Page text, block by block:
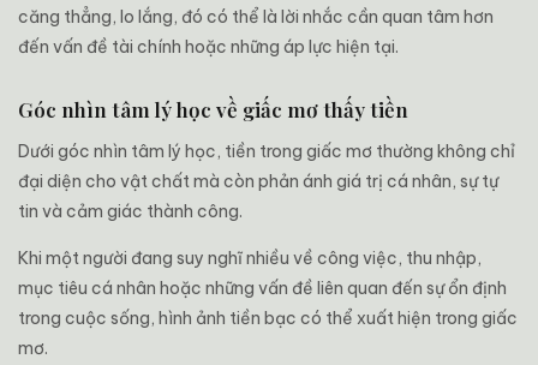
căng thẳng, lo lắng, đó có thể là lời nhắc cần quan tâm hơn
đến vấn đề tài chính hoặc những áp lực hiện tại.
Góc nhìn tâm lý học về giấc mơ thấy tiền
Dưới góc nhìn tâm lý học, tiền trong giấc mơ thường không chỉ
đại diện cho vật chất mà còn phản ánh giá trị cá nhân, sự tự
tin và cảm giác thành công.
Khi một người đang suy nghĩ nhiều về công việc, thu nhập,
mục tiêu cá nhân hoặc những vấn đề liên quan đến sự ổn định
trong cuộc sống, hình ảnh tiền bạc có thể xuất hiện trong giấc
mơ.